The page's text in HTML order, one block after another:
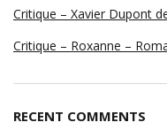
Critique – Xavier Dupont
Critique – Roxanne –
RECENT COMMENTS